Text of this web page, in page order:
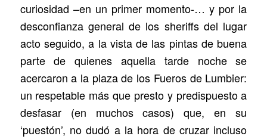
curiosidad –en un primer momento-… y por la
desconfianza general de los sheriffs del lugar
acto seguido, a la vista de las pintas de buena
parte de quienes aquella tarde noche se
acercaron a la plaza de los Fueros de Lumbier:
un respetable más que presto y predispuesto a
desfasar (en muchos casos) que, en su
‘puestón’, no dudó a la hora de cruzar incluso